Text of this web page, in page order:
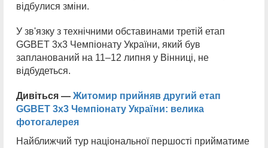
відбулися зміни.
У зв'язку з технічними обставинами третій етап
GGBET 3х3 Чемпіонату України, який був
запланований на 11–12 липня у Вінниці, не
відбудеться.
Дивіться — Житомир прийняв другий етап
GGBET 3х3 Чемпіонату України: велика
фотогалерея
Найближчий тур національної першості прийматиме